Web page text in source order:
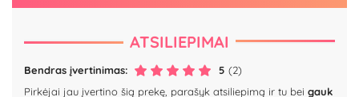
ATSILIEPIMAI
Bendras įvertinimas: 5 (2)
Pirkėjai jau įvertino šią prekę, parašyk atsiliepimą ir tu bei gauk